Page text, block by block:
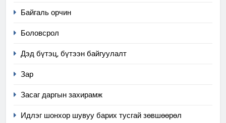
Байгаль орчин
Боловсрол
Дэд бүтэц, бүтээн байгуулалт
Зар
Засаг даргын захирамж
Идлэг шонхор шувуу барих тусгай зөвшөөрөл